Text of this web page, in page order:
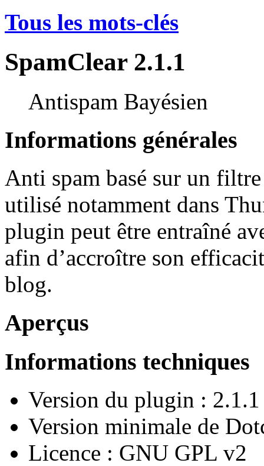
Tous les mots-clés
SpamClear 2.1.1
Antispam Bayésien
Informations générales
Anti spam basé sur un
utilisé notamment dans
plugin peut être entraîné
afin d’accroître son
blog.
Aperçus
Informations techniques
Version du plugin : 2.1.1
Version minimale de
Licence : GNU GPL v2